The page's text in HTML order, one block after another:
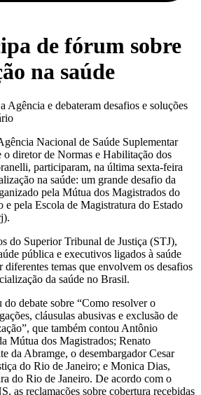
de fórum sobre
na saúde
Agência e debateram desafios e soluções
Nacional de Saúde Suplementar
diretor de Normas e Habilitação dos
participaram, na última sexta-feira
na saúde: um grande desafio da
pela Mútua dos Magistrados do
e pela Escola de Magistratura do Estado
do Superior Tribunal de Justiça (STJ),
pública e executivos ligados à saúde
diferentes temas que envolvem os desafios
da saúde no Brasil.
debate sobre “Como resolver o
cláusulas abusivas e exclusão de
que também contou Antônio
Mútua dos Magistrados; Renato
da Abramge, o desembargador Cesar
do Rio de Janeiro; e Monica Dias,
do Rio de Janeiro. De acordo com o
as reclamações sobre cobertura recebidas